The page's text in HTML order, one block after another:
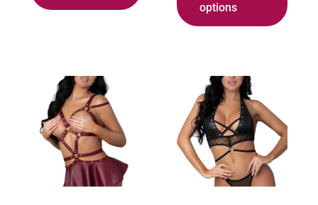
options